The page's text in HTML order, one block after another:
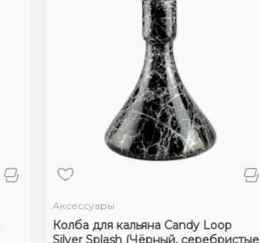
Аксессуары
Колба для кальяна Candy Loop
Silver Splash (Чёрный, серебристые